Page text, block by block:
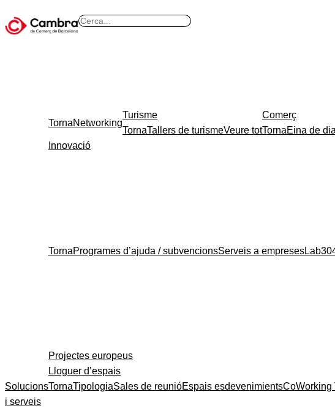
B
Solucions
i serveis
TornaNetworking
Turisme
TornaTallers de turismeVeure tot
Comerç
TornaEina de
Innovació
TornaProgrames d’ajuda / subvencionsServeis a empreses
Projectes europeus
Lloguer d’espais
TornaTipologiaSales de reunióEspais esdevenimientsCoWorking